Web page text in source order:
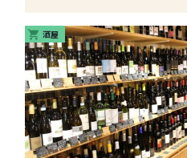
shopping_cart 酒屋